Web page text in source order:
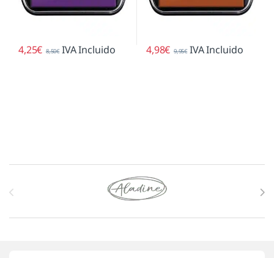
4,25€ 8,50€ IVA Incluido 4,98€ 9,95€ IVA Incluido
Marcas De Carrusel